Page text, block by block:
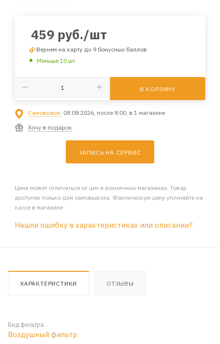
459 руб./шт
Вернем на карту до 9 бонусных баллов
Меньше 10 шт
В КОРЗИНУ
Самовывоз: 08.08.2026, после 8:00, в 1 магазине
Хочу в подарок
ЗАПИСЬ НА СЕРВИС
Цена может отличаться от цен в розничных магазинах. Товар
доступен только для самовывоза. Фактическую цену уточняйте на
кассе в магазине
Нашли ошибку в характеристиках или описании?
ХАРАКТЕРИСТИКИ ОТЗЫВЫ
Вид фильтра
Воздушный фильтр